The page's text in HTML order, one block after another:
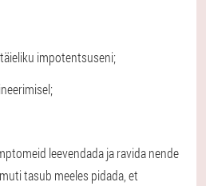
impotentsuseni;
leevendada ja ravida nende
tasub meeles pidada, et